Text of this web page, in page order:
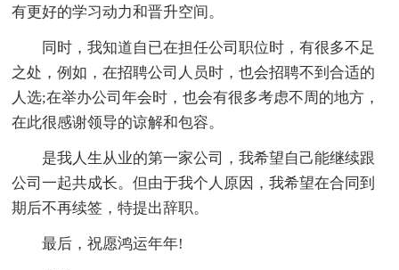
有更好的学习动力和晋升空间。
同时，我知道自已在担任公司职位时，有很多不足
之处，例如，在招聘公司人员时，也会招聘不到合适的
人选;在举办公司年会时，也会有很多考虑不周的地方，
在此很感谢领导的谅解和包容。
是我人生从业的第一家公司，我希望自己能继续跟
公司一起共成长。但由于我个人原因，我希望在合同到
期后不再续签，特提出辞职。
最后，祝愿鸿运年年!